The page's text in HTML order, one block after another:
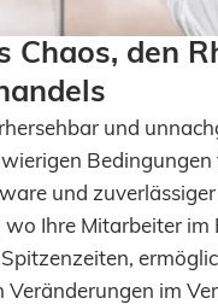
den
und
und
Ihre Mitarbeiter im
im